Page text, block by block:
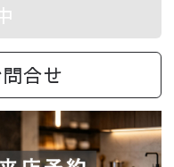
合せ